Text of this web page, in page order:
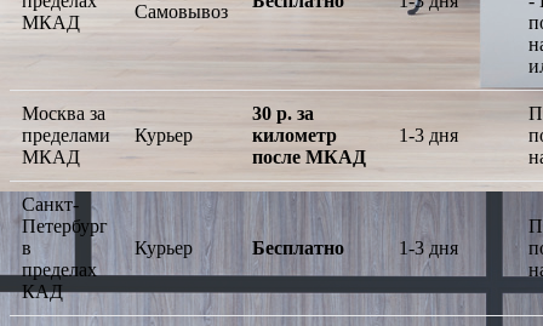
МКАД
Самовывоз
Москва за
пределами
МКАД
Курьер
30 р. за
километр
после МКАД
1-3 дня
Санкт-
Петербург
в
пределах
КАД
Курьер Бесплатно 1-3 дня